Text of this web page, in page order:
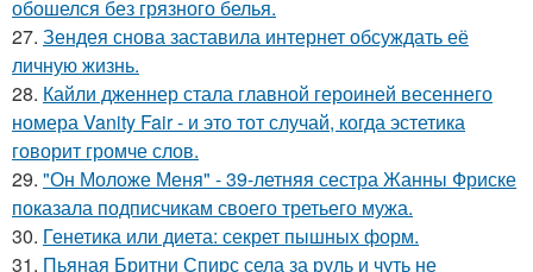
обошелся без грязного белья.
27. Зендея снова заставила интернет обсуждать её
личную жизнь.
28. Кайли дженнер стала главной героиней весеннего
номера Vanity Fair - и это тот случай, когда эстетика
говорит громче слов.
29. "Он Моложе Меня" - 39-летняя сестра Жанны Фриске
показала подписчикам своего третьего мужа.
30. Генетика или диета: секрет пышных форм.
31. Пьяная Бритни Спирс села за руль и чуть не